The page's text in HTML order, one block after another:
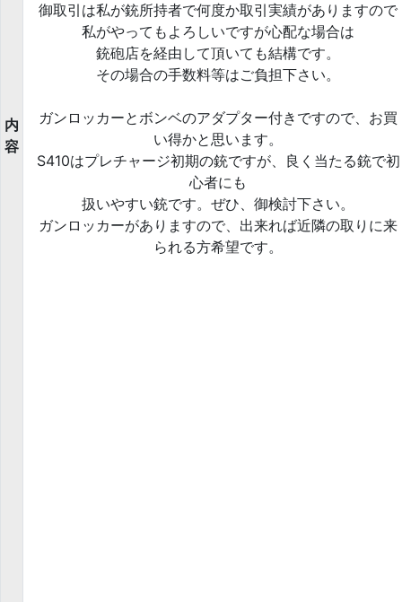
内
容
御取引は私が銃所持者で何度か取引実績がありますので
私がやってもよろしいですが心配な場合は
銃砲店を経由して頂いても結構です。
その場合の手数料等はご負担下さい。
ガンロッカーとボンベのアダプター付きですので、お買
い得かと思います。
S410はプレチャージ初期の銃ですが、良く当たる銃で初
心者にも
扱いやすい銃です。ぜひ、御検討下さい。
ガンロッカーがありますので、出来れば近隣の取りに来
られる方希望です。